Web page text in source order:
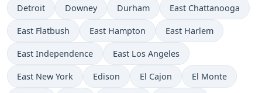
Detroit Downey Durham East Chattanooga
East Flatbush East Hampton East Harlem
East Independence East Los Angeles
East New York Edison El Cajon El Monte